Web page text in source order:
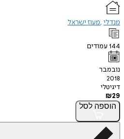
מנדלי מעוז ישראל
144עמודים
נובמבר
2018
דיגיטלי
₪29
הוספה לסל